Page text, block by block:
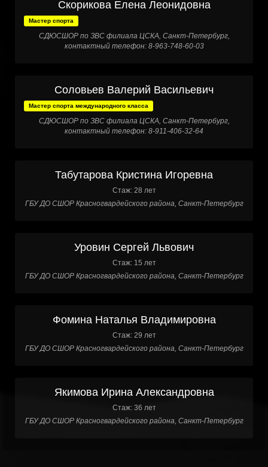
Скорикова Елена Леонидовна
Мастер спорта
СДЮСШОР по ЗВС филиала ЦСКА, Санкт-Петербург,
контактный телефон: 8-963-748-60-03
Соловьев Валерий Васильевич
Мастер спорта международного класса
СДЮСШОР по ЗВС филиала ЦСКА, Санкт-Петербург,
контактный телефон: 8-911-406-32-64
Табутарова Кристина Игоревна
Стаж: 28 лет
ГБУ ДО СШОР Красногвардейского района, Санкт-Петербург
Уровин Сергей Львович
Стаж: 15 лет
ГБУ ДО СШОР Красногвардейского района, Санкт-Петербург
Фомина Наталья Владимировна
Стаж: 29 лет
ГБУ ДО СШОР Красногвардейского района, Санкт-Петербург
Якимова Ирина Александровна
Стаж: 36 лет
ГБУ ДО СШОР Красногвардейского района, Санкт-Петербург